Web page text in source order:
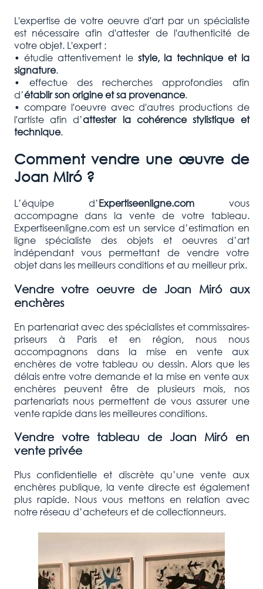
L'expertise de votre oeuvre d'art par un spécialiste
est nécessaire afin d'attester de l'authenticité de
votre objet. L'expert :
• étudie attentivement lestyle, la technique et la
signature.
• effectue des recherches approfondies afin
d’établir son origine et sa provenance.
• compare l'oeuvre avec d'autres productions de
l'artiste afin d’attester la cohérence stylistique et
technique.
Comment vendre une œuvre de
Joan Miró ?
L’équipe d’Expertiseenligne.comvous
accompagne dans la vente de votre tableau.
Expertiseenligne.com est un service d’estimation en
ligne spécialiste des objets et oeuvres d’art
indépendant vous permettant de vendre votre
objet dans les meilleurs conditions et au meilleur prix.
Vendre votre oeuvre de Joan Miróaux
enchères
En partenariat avec des spécialistes et commissaires-
priseurs à Paris et en région, nous nous
accompagnons dans la mise en vente aux
enchères de votre tableau ou dessin. Alors que les
délais entre votre demande et la mise en vente aux
enchères peuvent être de plusieurs mois, nos
partenariats nous permettent de vous assurer une
vente rapide dans les meilleures conditions.
Vendre votre tableau deJoan Miróen
vente privée
Plus confidentielle et discrète qu’une vente aux
enchères publique, la vente directe est également
plus rapide. Nous vous mettons en relation avec
notre réseau d’acheteurs et de collectionneurs.